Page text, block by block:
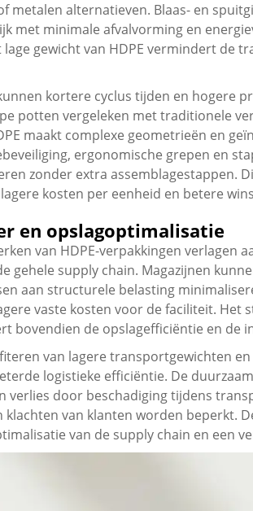
metalen alternatieven. Blaas- en
met minimale afvalvorming en
gewicht van HDPE vermindert de
kortere cyclus tijden en hogere
potten vergeleken met traditionele
maakt complexe geometrieën en
ergonomische grepen en
zonder extra assemblagestappen.
kosten per eenheid en betere
en opslagoptimalisatie
van HDPE-verpakkingen verlagen
gehele supply chain. Magazijnen
aan structurele belasting
vaste kosten voor de faciliteit. Het
bovendien de opslagefficiëntie en de
van lagere transportgewichten
logistieke efficiëntie. De
verlies door beschadiging tijdens
klachten van klanten worden beperkt.
van de supply chain en een